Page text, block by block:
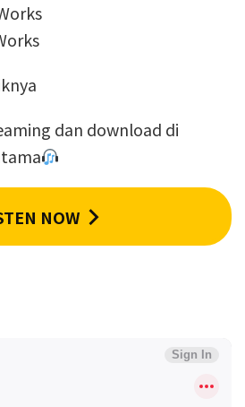
dan download di
NOW